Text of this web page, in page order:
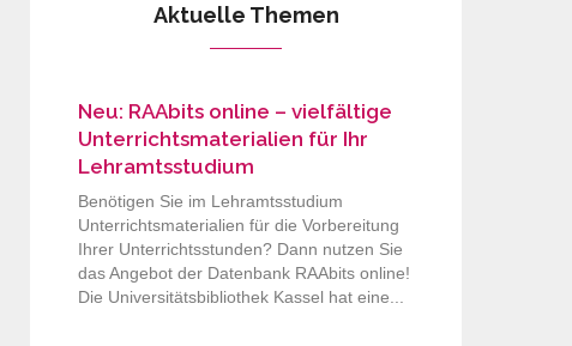
Aktuelle Themen
Neu: RAAbits online – vielfältige
Unterrichtsmaterialien für Ihr
Lehramtsstudium
Benötigen Sie im Lehramtsstudium
Unterrichtsmaterialien für die Vorbereitung
Ihrer Unterrichtsstunden? Dann nutzen Sie
das Angebot der Datenbank RAAbits online!
Die Universitätsbibliothek Kassel hat eine...